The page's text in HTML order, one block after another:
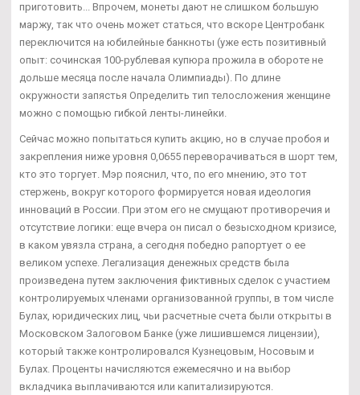
приготовить... Впрочем, монеты дают не слишком большую
маржу, так что очень может статься, что вскоре Центробанк
переключится на юбилейные банкноты (уже есть позитивный
опыт: сочинская 100-рублевая купюра прожила в обороте не
дольше месяца после начала Олимпиады). По длине
окружности запястья Определить тип телосложения женщине
можно с помощью гибкой ленты-линейки.
Сейчас можно попытаться купить акцию, но в случае пробоя и
закрепления ниже уровня 0,0655 переворачиваться в шорт тем,
кто это торгует. Мэр пояснил, что, по его мнению, это тот
стержень, вокруг которого формируется новая идеология
инноваций в России. При этом его не смущают противоречия и
отсутствие логики: еще вчера он писал о безысходном кризисе,
в каком увязла страна, а сегодня победно рапортует о ее
великом успехе. Легализация денежных средств была
произведена путем заключения фиктивных сделок с участием
контролируемых членами организованной группы, в том числе
Булах, юридических лиц, чьи расчетные счета были открыты в
Московском Залоговом Банке (уже лишившемся лицензии),
который также контролировался Кузнецовым, Носовым и
Булах. Проценты начисляются ежемесячно и на выбор
вкладчика выплачиваются или капитализируются.